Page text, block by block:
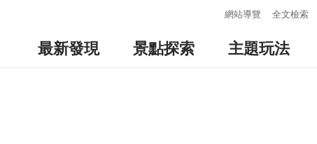
網站導覽 全文檢索
最新發現 景點探索 主題玩法